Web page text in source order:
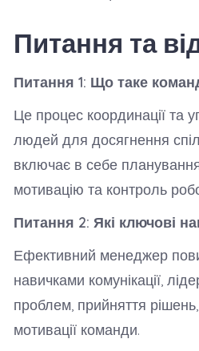
Питання та
Питання 1: Що таке
Це процес координації та
людей для досягнення
включає в себе
мотивацію та контроль
Питання 2: Які ключові
Ефективний менеджер
навичками комунікації,
проблем, прийняття
мотивації команди.